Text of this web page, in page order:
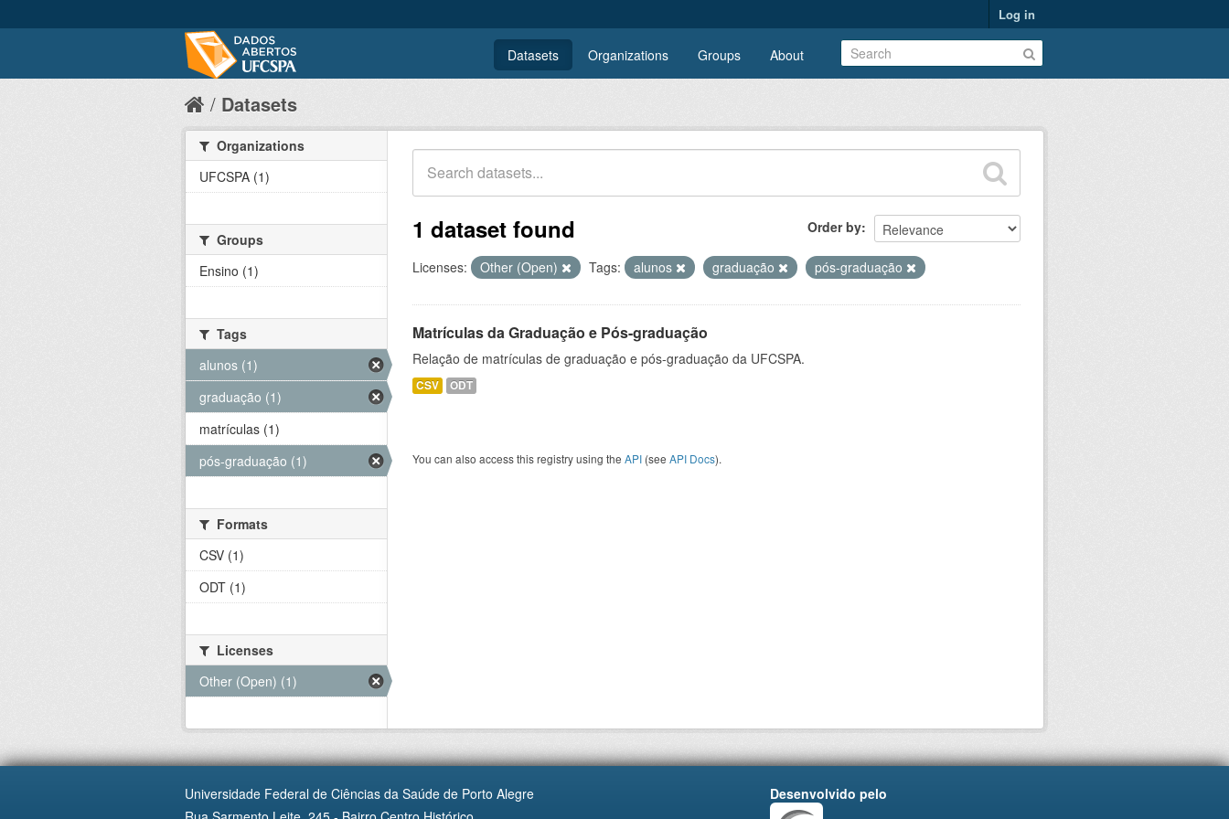
Log in
Datasets Organizations Groups About
Datasets
Order by
1 dataset found
Licenses: Other (Open) Tags: alunos graduação pós-graduação
Matrículas da Graduação e Pós-graduação
Relação de matrículas de graduação e pós-graduação da UFCSPA.
CSV ODT
You can also access this registry using the API (see API Docs).
Organizations
UFCSPA (1)
Groups
Ensino (1)
Tags
alunos (1)
graduação (1)
matrículas (1)
pós-graduação (1)
Formats
CSV (1)
ODT (1)
Licenses
Other (Open) (1)
Universidade Federal de Ciências da Saúde de Porto Alegre
Desenvolvido pelo